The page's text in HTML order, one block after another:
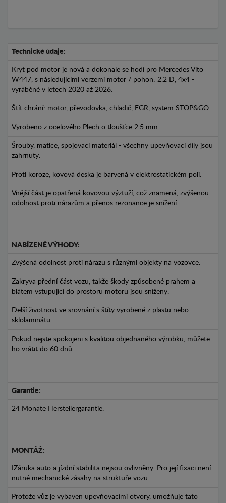
Technické údaje:
Kryt pod motor je nová a dokonale se hodí pro Mercedes Vito
W447, s následujícími verzemi motor / pohon: 2.2 D, 4x4 -
vyráběné v letech 2020 až 2026.
Štít chrání: motor, převodovka, chladič, EGR, system STOP&GO
Vyrobeno z ocelového Plech o tloušťce 2.5 mm.
Šrouby, matice, spojovací materiál - všechny upevňovací díly jsou
zahrnuty.
Proti koroze, kovová deska je barvená v elektrostatickém poli.
Vnější část je opatřená kovovou výztuží, což znamená, zvýšenou
odolnost proti nárazům a přenos rezonance je snížení.
NABÍZENÉ VÝHODY:
Zvýšená odolnost proti nárazu s různými objekty na vozovce.
Zakryva přední část vozu, takže škody způsobené prahem a
blátem vstupující do prostoru motoru jsou sníženy.
Delší životnost ve srovnání s štíty vyrobené z plastu nebo
sklolaminátu.
Pokud nejste spokojeni s kvalitou objednaného výrobku, můžete
ho vrátit do 60 dnů.
Garantie:
24 Monate Herstellergarantie.
MONTÁŽ:
IZáruka auto a jízdní stabilita nejsou ovlivněny. Pro její fixaci není
nutné mechanické zásahy na struktuře vozu.
Protože vůz je vybaven upevňovacími otvory, umožňuje tato